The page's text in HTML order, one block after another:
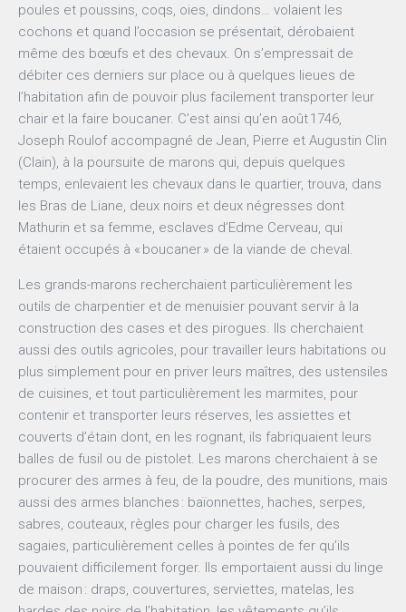
poules et poussins, coqs, oies, dindons… volaient les
cochons et quand l’occasion se présentait, dérobaient
même des bœufs et des chevaux. On s’empressait de
débiter ces derniers sur place ou à quelques lieues de
l’habitation afin de pouvoir plus facilement transporter leur
chair et la faire boucaner. C’est ainsi qu’en août 1746,
Joseph Roulof accompagné de Jean, Pierre et Augustin Clin
(Clain), à la poursuite de marons qui, depuis quelques
temps, enlevaient les chevaux dans le quartier, trouva, dans
les Bras de Liane, deux noirs et deux négresses dont
Mathurin et sa femme, esclaves d’Edme Cerveau, qui
étaient occupés à « boucaner » de la viande de cheval.
Les grands-marons recherchaient particulièrement les
outils de charpentier et de menuisier pouvant servir à la
construction des cases et des pirogues. Ils cherchaient
aussi des outils agricoles, pour travailler leurs habitations ou
plus simplement pour en priver leurs maîtres, des ustensiles
de cuisines, et tout particulièrement les marmites, pour
contenir et transporter leurs réserves, les assiettes et
couverts d’étain dont, en les rognant, ils fabriquaient leurs
balles de fusil ou de pistolet. Les marons cherchaient à se
procurer des armes à feu, de la poudre, des munitions, mais
aussi des armes blanches : baïonnettes, haches, serpes,
sabres, couteaux, règles pour charger les fusils, des
sagaies, particulièrement celles à pointes de fer qu’ils
pouvaient difficilement forger. Ils emportaient aussi du linge
de maison : draps, couvertures, serviettes, matelas, les